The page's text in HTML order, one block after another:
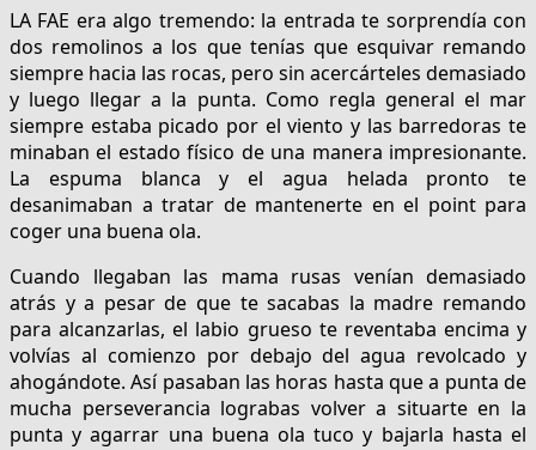
LA FAE era algo tremendo: la entrada te sorprendía con
dos remolinos a los que tenías que esquivar remando
siempre hacia las rocas, pero sin acercárteles demasiado
y luego llegar a la punta. Como regla general el mar
siempre estaba picado por el viento y las barredoras te
minaban el estado físico de una manera impresionante.
La espuma blanca y el agua helada pronto te
desanimaban a tratar de mantenerte en el point para
coger una buena ola.
Cuando llegaban las mama rusas venían demasiado
atrás y a pesar de que te sacabas la madre remando
para alcanzarlas, el labio grueso te reventaba encima y
volvías al comienzo por debajo del agua revolcado y
ahogándote. Así pasaban las horas hasta que a punta de
mucha perseverancia lograbas volver a situarte en la
punta y agarrar una buena ola tuco y bajarla hasta el